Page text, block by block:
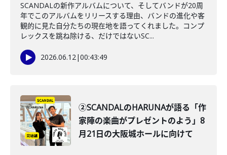
SCANDALの新作アルバムについて、そしてバンドが20周
年でこのアルバムをリリースする理由、バンドの進化や客
観的に見た自分たちの現在地を語ってくれました。コンプ
レックスを跳ね除ける、だけではないSC...
2026.06.12|00:43:49
②SCANDALのHARUNAが語る「作
家陣の楽曲がプレゼントのよう」8
月21日の大阪城ホールに向けて